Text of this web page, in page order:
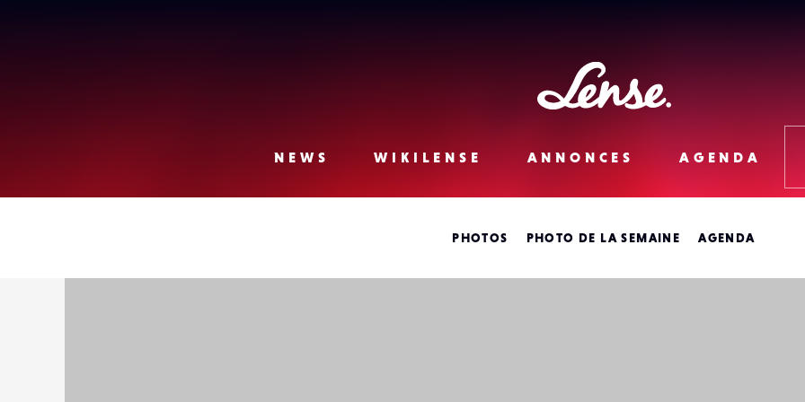
Lense
NEWS
WIKILENSE ANNONCES AGENDA
PHOTOS PHOTO DE LA SEMAINE AGENDA